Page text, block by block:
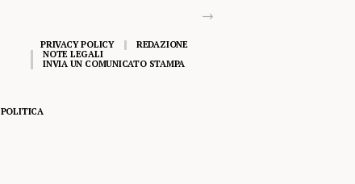
PRIVACY POLICY
REDAZIONE
NOTE LEGALI
INVIA UN COMUNICATO STAMPA
POLITICA